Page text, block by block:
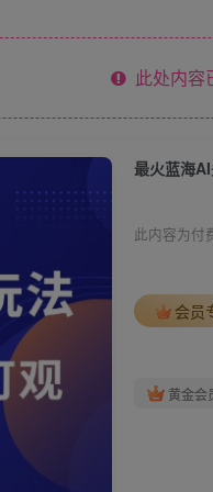
此处内容
最火蓝海
此内容为付
会员
黄金会